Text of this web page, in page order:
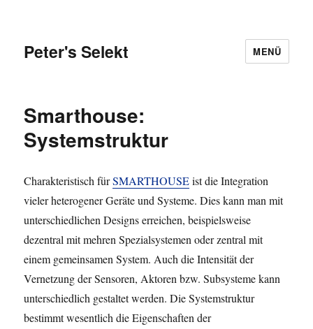
Peter's Selekt MENÜ
Smarthouse:
Systemstruktur
Charakteristisch fürSMARTHOUSEist die Integration
vieler heterogener Geräte und Systeme. Dies kann man mit
unterschiedlichen Designs erreichen, beispielsweise
dezentral mit mehren Spezialsystemen oder zentral mit
einem gemeinsamen System. Auch die Intensität der
Vernetzung der Sensoren, Aktoren bzw. Subsysteme kann
unterschiedlich gestaltet werden. Die Systemstruktur
bestimmt wesentlich die Eigenschaften der